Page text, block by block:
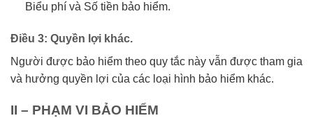
Biểu phí và Số tiền bảo hiểm.
Điều 3: Quyền lợi khác.
Người được bảo hiểm theo quy tắc này vẫn được tham gia
và hưởng quyền lợi của các loại hình bảo hiểm khác.
II – PHẠM VI BẢO HIỂM